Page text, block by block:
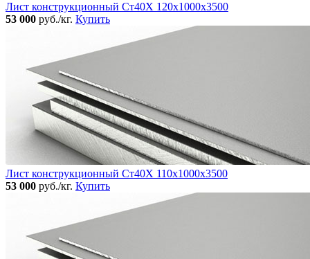
Лист конструкционный Ст40Х 120х1000х3500
53 000 руб./кг. Купить
Лист конструкционный Ст40Х 110х1000х3500
53 000 руб./кг. Купить